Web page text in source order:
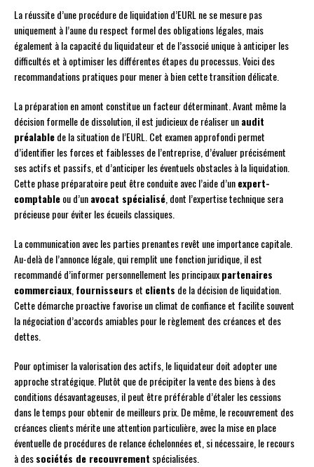
La réussite d’une procédure de liquidation d’EURL ne se mesure pas
uniquement à l’aune du respect formel des obligations légales, mais
également à la capacité du liquidateur et de l’associé unique à anticiper les
difficultés et à optimiser les différentes étapes du processus. Voici des
recommandations pratiques pour mener à bien cette transition délicate.
La préparation en amont constitue un facteur déterminant. Avant même la
décision formelle de dissolution, il est judicieux de réaliser unaudit
préalablede la situation de l’EURL. Cet examen approfondi permet
d’identifier les forces et faiblesses de l’entreprise, d’évaluer précisément
ses actifs et passifs, et d’anticiper les éventuels obstacles à la liquidation.
Cette phase préparatoire peut être conduite avec l’aide d’unexpert-
comptableou d’unavocat spécialisé, dont l’expertise technique sera
précieuse pour éviter les écueils classiques.
La communication avec les parties prenantes revêt une importance capitale.
Au-delà de l’annonce légale, qui remplit une fonction juridique, il est
recommandé d’informer personnellement les principauxpartenaires
commerciaux,fournisseurs et clients de la décision de liquidation.
Cette démarche proactive favorise un climat de confiance et facilite souvent
la négociation d’accords amiables pour le règlement des créances et des
dettes.
Pour optimiser la valorisation des actifs, le liquidateur doit adopter une
approche stratégique. Plutôt que de précipiter la vente des biens à des
conditions désavantageuses, il peut être préférable d’étaler les cessions
dans le temps pour obtenir de meilleurs prix. De même, le recouvrement des
créances clients mérite une attention particulière, avec la mise en place
éventuelle de procédures de relance échelonnées et, si nécessaire, le recours
à dessociétés de recouvrement spécialisées.